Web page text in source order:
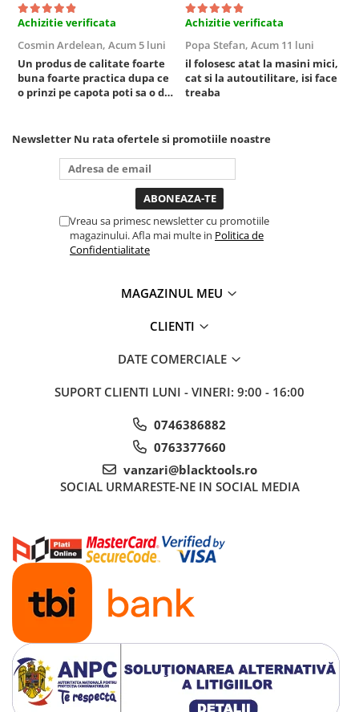
Sisteme de ridicare si sustinere
Cricuri Hidraulice
Surubelnite Si Biti
Truse de biti
Vulcanizare
Masini de dejantat roti
Masini de echilibrat roti
Scule Vulcanizare
Achizitie verificata
Cosmin Ardelean, Acum 5 luni
Un produs de calitate foarte
buna foarte practica dupa ce
o prinzi pe capota poti sa o dai
puternica si de la baterie care
tine destul de mult dar daca o
bagi la priza nu mai ai treaba
toata ziua ,ce...
Achizitie verificata
Popa Stefan, Acum 11 luni
il folosesc atat la masini mici,
cat si la autoutilitare, isi face
treaba
Newsletter Nu rata ofertele si promotiile noastre
Vreau sa primesc newsletter cu promotiile
magazinului. Afla mai multe in Politica de
Confidentialitate
MAGAZINUL MEU
CLIENTI
DATE COMERCIALE
SUPORT CLIENTI LUNI - VINERI: 9:00 - 16:00
0746386882
0763377660
vanzari@blacktools.ro
SOCIAL URMARESTE-NE IN SOCIAL MEDIA